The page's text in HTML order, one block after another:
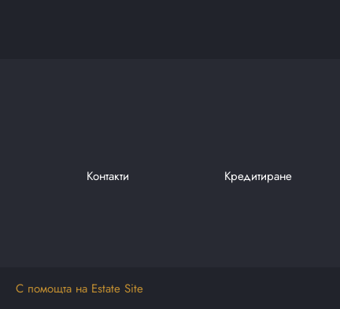
Контакти
Кредитиране
С помощта на Estate Site